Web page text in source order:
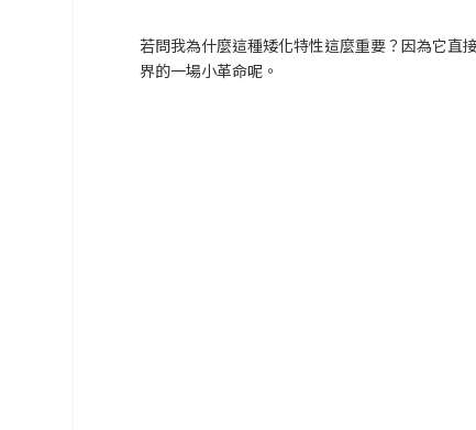
若問我為什麼這種矮化特性這麼重要？因為它直
界的一場小革命呢。